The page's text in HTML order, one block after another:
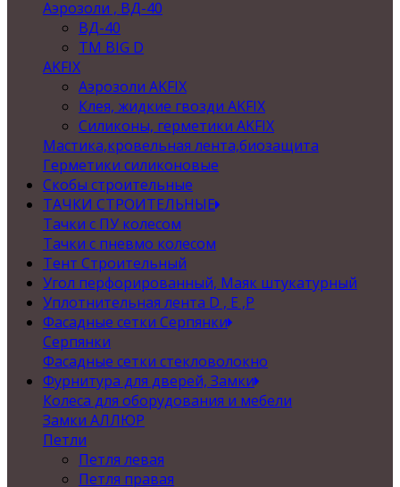
Аэрозоли , ВД-40
ВД-40
TM BIG D
AKFIX
Аэрозоли AKFIX
Клея, жидкие гвозди AKFIX
Силиконы, герметики AKFIX
Мастика,кровельная лента,биозащита
Герметики силиконовые
Скобы строительные
ТАЧКИ СТРОИТЕЛЬНЫЕ
Тачки с ПУ колесом
Тачки с пневмо колесом
Тент Строительный
Угол перфорированный, Маяк штукатурный
Уплотнительная лента D , Е ,P
Фасадные сетки Серпянки
Серпянки
Фасадные сетки стекловолокно
Фурнитура для дверей, Замки
Колеса для оборудования и мебели
Замки АЛЛЮР
Петли
Петля левая
Петля правая